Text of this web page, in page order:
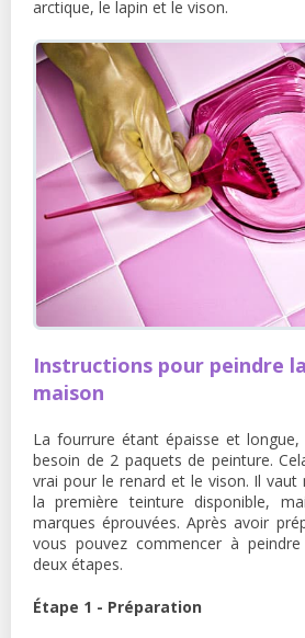
arctique, le lapin et le vison.
Instructions pour peindre
maison
La fourrure étant épaisse et
besoin de 2 paquets de peinture.
vrai pour le renard et le vison. Il vaut
la première teinture disponible,
marques éprouvées. Après avoir
vous pouvez commencer à
deux étapes.
Étape 1 - Préparation